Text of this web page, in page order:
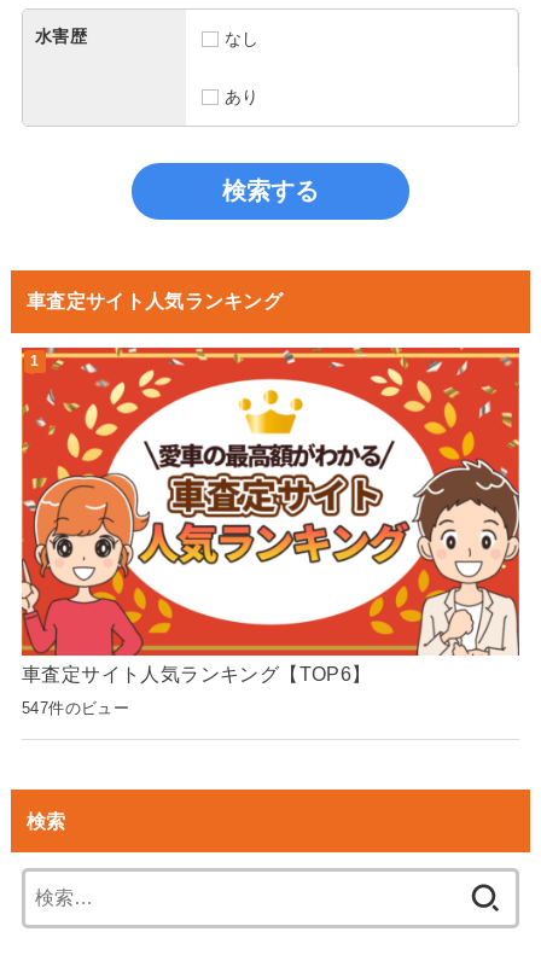
水害歴 なし
あり
車査定サイト人気ランキング
車査定サイト人気ランキング【TOP6】
547件のビュー
検索